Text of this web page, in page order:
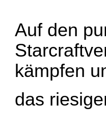
Auf den
kämpfen
das